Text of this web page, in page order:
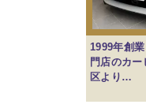
1999年創
門店のカ
区より…